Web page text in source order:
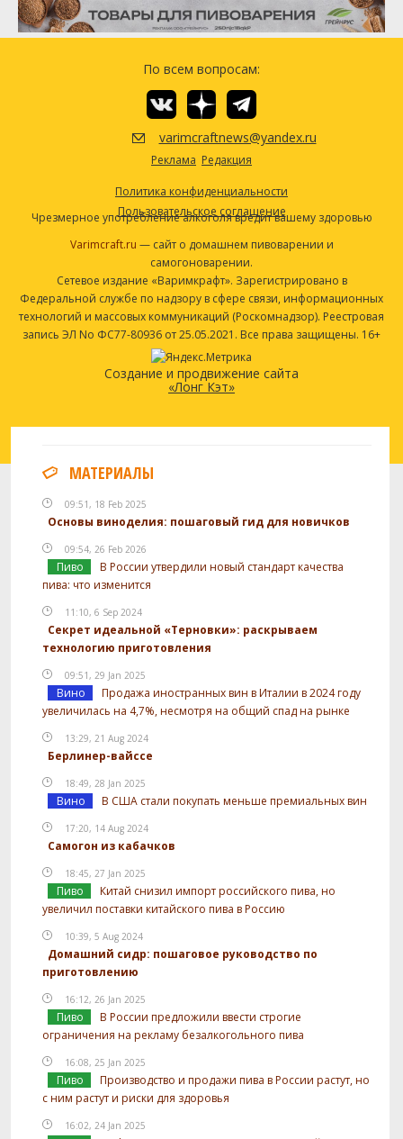
По всем вопросам:
varimcraftnews@yandex.ru
Реклама Редакция
Политика конфиденциальности
Пользовательское соглашение
Чрезмерное употребление алкоголя вредит вашему здоровью
Varimcraft.ru — сайт о домашнем пивоварении и
самогоноварении.
Сетевое издание «Варимкрафт». Зарегистрировано в
Федеральной службе по надзору в сфере связи, информационных
технологий и массовых коммуникаций (Роскомнадзор). Реестровая
запись ЭЛ No ФС77-80936 от 25.05.2021. Все права защищены. 16+
Создание и продвижение сайта
«Лонг Кэт»
МАТЕРИАЛЫ
09:51, 18 Feb 2025
Основы виноделия: пошаговый гид для новичков
09:54, 26 Feb 2026
Пиво
В России утвердили новый стандарт качества
пива: что изменится
11:10, 6 Sep 2024
Секрет идеальной «Терновки»: раскрываем
технологию приготовления
09:51, 29 Jan 2025
Вино
Продажа иностранных вин в Италии в 2024 году
увеличилась на 4,7%, несмотря на общий спад на рынке
13:29, 21 Aug 2024
Берлинер-вайссе
18:49, 28 Jan 2025
Вино В США стали покупать меньше премиальных вин
17:20, 14 Aug 2024
Самогон из кабачков
18:45, 27 Jan 2025
Пиво
Китай снизил импорт российского пива, но
увеличил поставки китайского пива в Россию
10:39, 5 Aug 2024
Домашний сидр: пошаговое руководство по
приготовлению
16:12, 26 Jan 2025
Пиво
В России предложили ввести строгие
ограничения на рекламу безалкогольного пива
16:08, 25 Jan 2025
Пиво
Производство и продажи пива в России растут, но
с ним растут и риски для здоровья
16:02, 24 Jan 2025